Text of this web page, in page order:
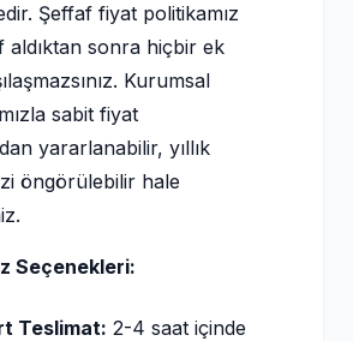
Şeffaf fiyat politikamız
aldıktan sonra hiçbir ek
Kurumsal
sabit fiyat
yararlanabilir, yıllık
öngörülebilir hale
Seçenekleri:
Teslimat: 2-4 saat içinde